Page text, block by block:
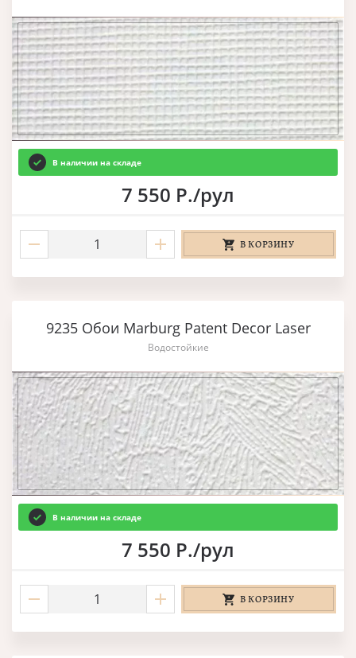
В наличии на складе
7 550 Р./рул
В КОРЗИНУ
9235 Обои Marburg Patent Decor Laser
Водостойкие
В наличии на складе
7 550 Р./рул
В КОРЗИНУ